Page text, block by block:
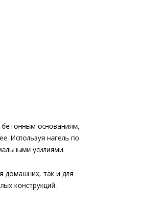
бетонным основаниям,
Используя нагель по
усилиями.
домашних, так и для
конструкций.